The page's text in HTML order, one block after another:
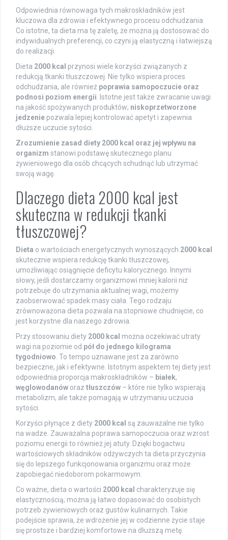
Odpowiednia równowaga tych makroskładników jest
kluczowa dla zdrowia i efektywnego procesu odchudzania.
Co istotne, ta dieta ma tę zaletę, że można ją dostosować do
indywidualnych preferencji, co czyni ją elastyczną i łatwiejszą
do realizacji.
Dieta 2000 kcal przynosi wiele korzyści związanych z
redukcją tkanki tłuszczowej. Nie tylko wspiera proces
odchudzania, ale również poprawia samopoczucie oraz
podnosi poziom energii . Istotne jest także zwracanie uwagi
na jakość spożywanych produktów; niskoprzetworzone
jedzenie pozwala lepiej kontrolować apetyt i zapewnia
dłuższe uczucie sytości.
Zrozumienie zasad diety 2000 kcal oraz jej wpływu na
organizm stanowi podstawę skutecznego planu
żywieniowego dla osób chcących schudnąć lub utrzymać
swoją wagę.
Dlaczego dieta 2000 kcal jest
skuteczna w redukcji tkanki
tłuszczowej?
Dieta o wartościach energetycznych wynoszących 2000 kcal
skutecznie wspiera redukcję tkanki tłuszczowej,
umożliwiając osiągnięcie deficytu kalorycznego. Innymi
słowy, jeśli dostarczamy organizmowi mniej kalorii niż
potrzebuje do utrzymania aktualnej wagi, możemy
zaobserwować spadek masy ciała. Tego rodzaju
zrównoważona dieta pozwala na stopniowe chudnięcie, co
jest korzystne dla naszego zdrowia.
Przy stosowaniu diety 2000 kcal można oczekiwać utraty
wagi na poziomie od pół do jednego kilograma
tygodniowo . To tempo uznawane jest za zarówno
bezpieczne, jak i efektywne. Istotnym aspektem tej diety jest
odpowiednia proporcja makroskładników – białek,
węglowodanów oraz tłuszczów – które nie tylko wspierają
metabolizm, ale także pomagają w utrzymaniu uczucia
sytości.
Korzyści płynące z diety 2000 kcal są zauważalne nie tylko
na wadze. Zauważalna poprawa samopoczucia oraz wzrost
poziomu energii to również jej atuty. Dzięki bogactwu
wartościowych składników odżywczych ta dieta przyczynia
się do lepszego funkcjonowania organizmu oraz może
zapobiegać niedoborom pokarmowym.
Co ważne, dieta o wartości 2000 kcal charakteryzuje się
elastycznością; można ją łatwo dopasować do osobistych
potrzeb żywieniowych oraz gustów kulinarnych. Takie
podejście sprawia, że wdrożenie jej w codzienne życie staje
się prostsze i bardziej komfortowe na dłuższą metę.